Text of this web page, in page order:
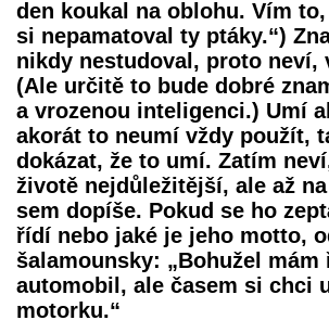
den koukal na oblohu. Vím
si nepamatoval ty ptáky.“)
nikdy nestudoval, proto neví,
(Ale určitě to bude dobré
a vrozenou inteligenci.) Umí
akorát to neumí vždy použít,
dokázat, že to umí. Zatím
životě nejdůležitější, ale až
sem dopíše. Pokud se ho
řídí nebo jaké je jeho motto,
šalamounsky: „Bohužel mám
automobil, ale časem si chci
motorku.“